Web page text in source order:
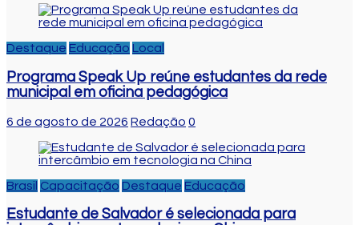
Destaque Educação Local
Programa Speak Up reúne estudantes da rede
municipal em oficina pedagógica
6 de agosto de 2026 Redação 0
Brasil Capacitação Destaque Educação
Estudante de Salvador é selecionada para